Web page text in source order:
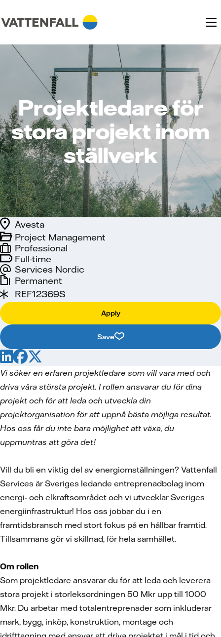
Projektledare för
stora projekt inom
ställverk
Full-time
Services Nordic
Project Management
Avesta
Professional
Permanent
REF12369S
Apply
Save
Vi söker en erfaren projektledare som vill vara med och
driva våra största projekt. I rollen ansvarar du för dina
projekt och för att leda och utveckla din
projektorganisation för att uppnå bästa möjliga resultat.
Hos oss får du inte bara möjlighet att växa, du
uppmuntras att göra det!
Vill du bli en viktig del av energiomställningen? Vattenfall
Services är Sveriges ledande entreprenadbolag inom
energi- och elkraftsområdet och vi utvecklar Sveriges
energiinfrastruktur! Hos oss jobbar du i en
framtidsbransch med stort fokus på en hållbar framtid.
Tillsammans gör vi skillnad, för hela samhället.
Om rollen
Som projektledare ansvarar du för att leda och leverera
stora projekt i storleksordningen 50 Mkr upp till 1000
Mkr. Du arbetar med totalentreprenader som inkluderar
mark, bygg, inköp, konstruktion, montage och